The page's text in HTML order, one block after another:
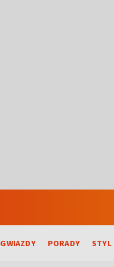
GWIAZDY PORADY STYL